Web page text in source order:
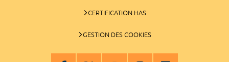
CERTIFICATION HAS
GESTION DES COOKIES